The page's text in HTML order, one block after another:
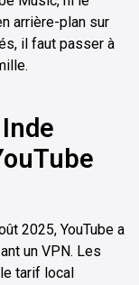
arrière-plan sur
il faut passer à
2025, YouTube a
un VPN. Les
tarif local